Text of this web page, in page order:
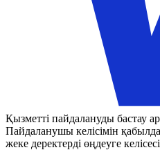
Қызметті пайдалануды бастау
Пайдаланушы келісімін
жеке деректерді өңдеуге